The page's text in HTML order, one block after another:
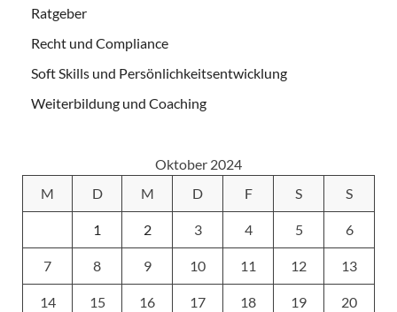
Ratgeber
Recht und Compliance
Soft Skills und Persönlichkeitsentwicklung
Weiterbildung und Coaching
Oktober 2024
M
D M D F S S
1 2 3 4 5 6
7 8 9 10 11 12 13
14 15 16 17 18 19 20